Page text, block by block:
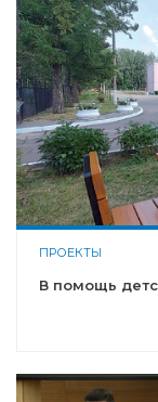
ПРОЕКТЫ
В помощь